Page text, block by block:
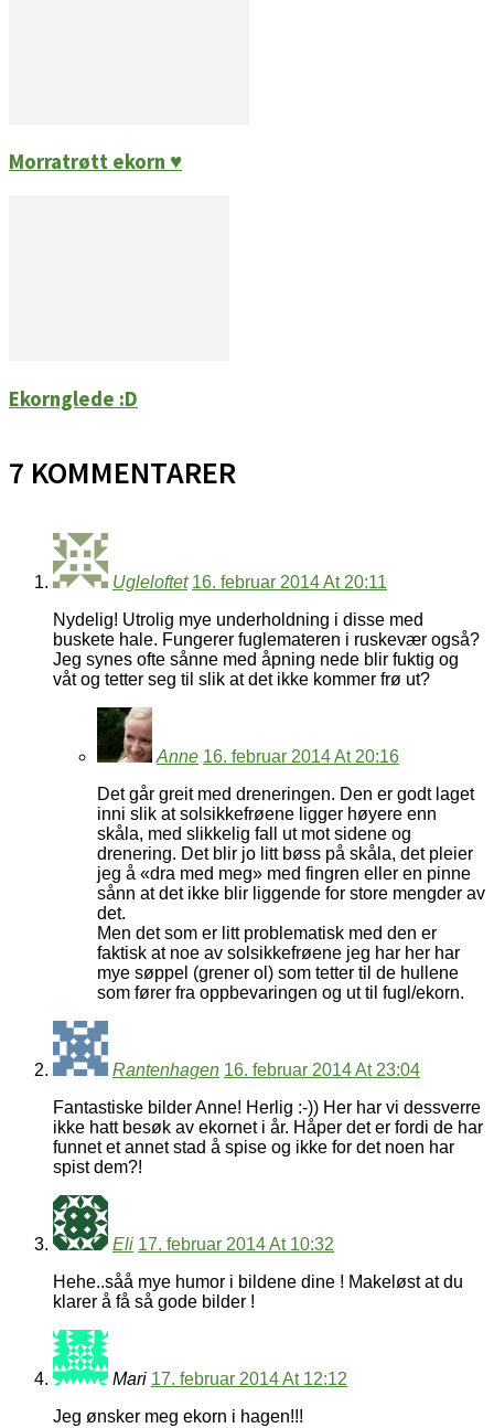
Morratrøtt ekorn ♥
Ekornglede :D
7 KOMMENTARER
Ugleloftet 16. februar 2014 At 20:11
Nydelig! Utrolig mye underholdning i disse med
buskete hale. Fungerer fuglemateren i ruskevær også?
Jeg synes ofte sånne med åpning nede blir fuktig og
våt og tetter seg til slik at det ikke kommer frø ut?
Anne 16. februar 2014 At 20:16
Det går greit med dreneringen. Den er godt laget
inni slik at solsikkefrøene ligger høyere enn
skåla, med slikkelig fall ut mot sidene og
drenering. Det blir jo litt bøss på skåla, det pleier
jeg å «dra med meg» med fingren eller en pinne
sånn at det ikke blir liggende for store mengder av
det.
Men det som er litt problematisk med den er
faktisk at noe av solsikkefrøene jeg har her har
mye søppel (grener ol) som tetter til de hullene
som fører fra oppbevaringen og ut til fugl/ekorn.
Rantenhagen 16. februar 2014 At 23:04
Fantastiske bilder Anne! Herlig :-)) Her har vi dessverre
ikke hatt besøk av ekornet i år. Håper det er fordi de har
funnet et annet stad å spise og ikke for det noen har
spist dem?!
Eli 17. februar 2014 At 10:32
Hehe..såå mye humor i bildene dine ! Makeløst at du
klarer å få så gode bilder !
Mari 17. februar 2014 At 12:12
Jeg ønsker meg ekorn i hagen!!!